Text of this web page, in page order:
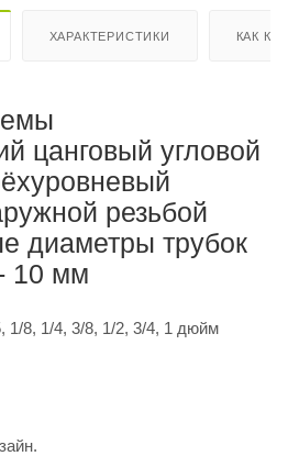
ХАРАКТЕРИСТИКИ КАК
цанговый угловой
резьбой
диаметры трубок
10 мм
8, 1/4, 3/8, 1/2, 3/4, 1 дюйм